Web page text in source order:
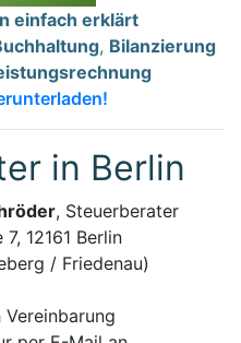
einfach erklärt
, Bilanzierung
in Berlin
, Steuerberater
12161 Berlin
/ Friedenau)
Vereinbarung